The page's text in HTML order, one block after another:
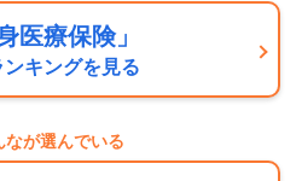
医療保険」
ンキングを見る
なが選んでいる